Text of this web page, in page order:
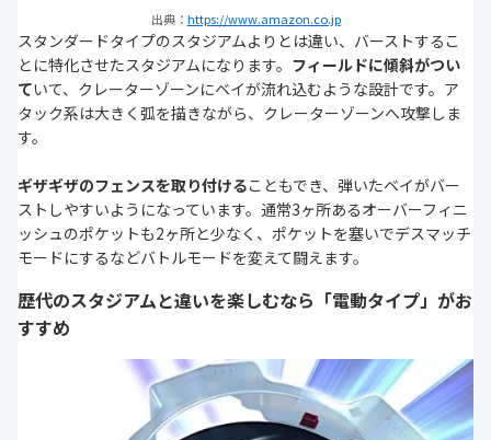
出典： https://www.amazon.co.jp
スタンダードタイプのスタジアムよりとは違い、バーストするこ
とに特化させたスタジアムになります。 フィールドに傾斜がつい
ていて、クレーターゾーンにベイが流れ込むような設計です。ア
タック系は大きく弧を描きながら、クレーターゾーンへ攻撃しま
す。
ギザギザのフェンスを取り付けることもでき、弾いたベイがバー
ストしやすいようになっています。通常3ヶ所あるオーバーフィニ
ッシュのポケットも2ヶ所と少なく、ポケットを塞いでデスマッチ
モードにするなどバトルモードを変えて闘えます。
歴代のスタジアムと違いを楽しむなら「電動タイプ」がお
すすめ